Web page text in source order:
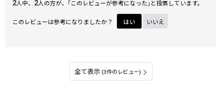
2人中、 2人の方が、｢このレビューが参考になった｣と投票しています。
このレビューは参考になりましたか？ はい いいえ
全て表示 (3件のレビュー)